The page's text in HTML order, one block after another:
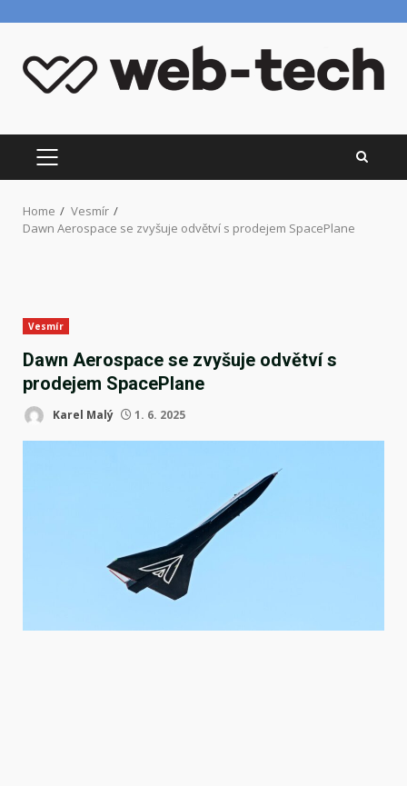
content
PRIMARY
MENU
Home
Vesmír
Dawn Aerospace se zvyšuje odvětví s prodejem SpacePlane
Vesmír
Dawn Aerospace se zvyšuje odvětví s
prodejem SpacePlane
Karel Malý 1. 6. 2025